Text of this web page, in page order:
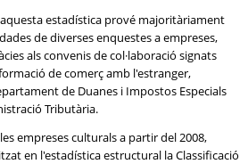
estadística prové majoritàriament
de diverses enquestes a empreses,
als convenis de col·laboració signats
de comerç amb l'estranger,
de Duanes i Impostos Especials
Tributària.
empreses culturals a partir del 2008,
en l'estadística estructural la Classificació